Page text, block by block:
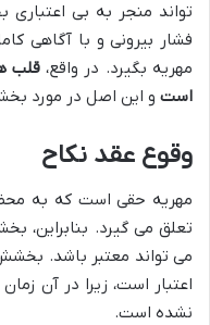
تواند منجر به بی
فشار بیرونی و با آگاهی
مهریه بگیرد. در واقع،قلب
است و این اصل در مورد
وقوع عقد نکاح
مهریه حقی است که به
تعلق می گیرد. بنابراین،
می تواند معتبر باشد.
اعتبار است، زیرا در آن
نشده است.